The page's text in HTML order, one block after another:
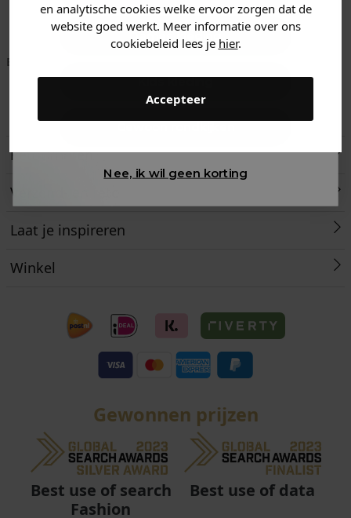
en analytische cookies welke ervoor zorgen dat de
website goed werkt. Meer informatie over ons
cookiebeleid lees je hier.
Accepteer
Betaal achteraf met
Klarna
is morgen in huis!*
ons met een 9,6!
Klantenservice
Retourneren
Verzend- en retourinformatie
Laat je inspireren
Winkel
Gewonnen prijzen
Best use of search
Fashion
Best use of data
Dames kleding
Kids kleding
Nee, ik wil geen korting